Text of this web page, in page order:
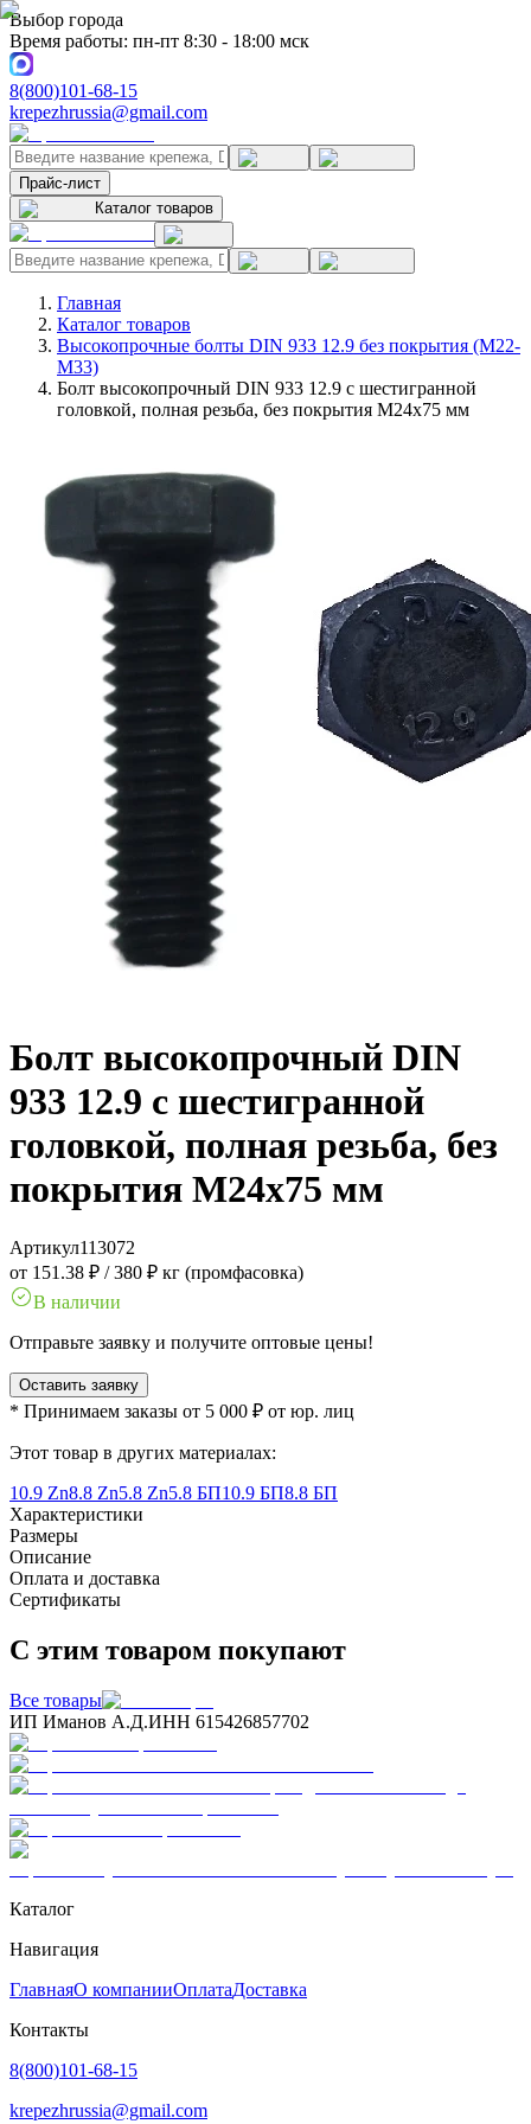
Выбор города
Время работы: пн-пт 8:30 - 18:00 мск
8(800)101-68-15
krepezhrussia@gmail.com
Прайс-лист
Каталог товаров
Главная
Каталог товаров
Высокопрочные болты DIN 933 12.9 без покрытия (M22-
M33)
Болт высокопрочный DIN 933 12.9 с шестигранной
головкой, полная резьба, без покрытия M24x75 мм
Болт высокопрочный DIN
933 12.9 с шестигранной
головкой, полная резьба, без
покрытия M24x75 мм
Артикул113072
от 151.38 ₽ /380 ₽ кг (промфасовка)
В наличии
Отправьте заявку и получите оптовые цены!
Оставить заявку
* Принимаем заказы от 5 000 ₽ от юр. лиц
Этот товар в других материалах:
10.9 Zn8.8 Zn5.8 Zn5.8 БП10.9 БП8.8 БП
Характеристики
Размеры
Описание
Оплата и доставка
Сертификаты
С этим товаром покупают
Все товары
ИП Иманов А.Д.ИНН 615426857702
Каталог
Навигация
ГлавнаяО компанииОплатаДоставка
Контакты
8(800)101-68-15
krepezhrussia@gmail.com